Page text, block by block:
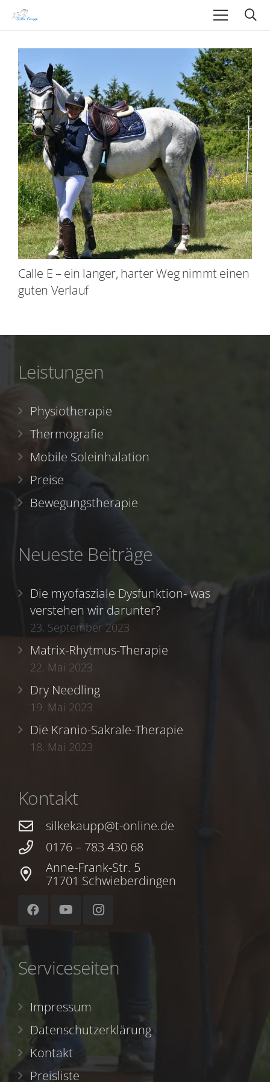
Calle E – ein langer, harter Weg nimmt einen
guten Verlauf
Leistungen
Physiotherapie
Thermografie
Mobile Soleinhalation
Preise
Bewegungstherapie
Neueste Beiträge
Die myofasziale Dysfunktion- was
verstehen wir darunter?
23. September 2023
Matrix-Rhytmus-Therapie
22. Mai 2023
Dry Needling
19. Mai 2023
Die Kranio-Sakrale-Therapie
18. Mai 2023
Kontakt
silkekaupp@t-online.de
0176 – 783 430 68
Anne-Frank-Str. 5
71701 Schwieberdingen
Serviceseiten
Impressum
Datenschutzerklärung
Kontakt
Preisliste